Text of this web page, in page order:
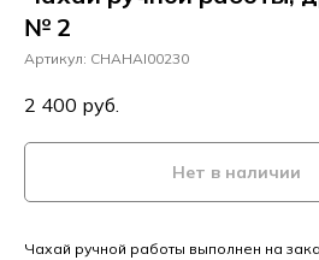
№ 2
Артикул: CHAHAI00230
2 400 руб.
Нет в наличии
Чахай ручной работы выполнен на